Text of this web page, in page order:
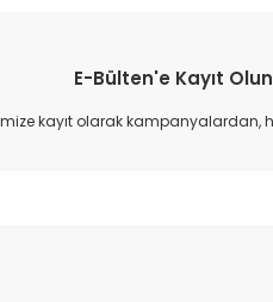
veya görüntülenemiyor.
bilgiler bulunuyor.
E-Bülten'e Kayıt Olun
kayıt olarak kampanyalardan,